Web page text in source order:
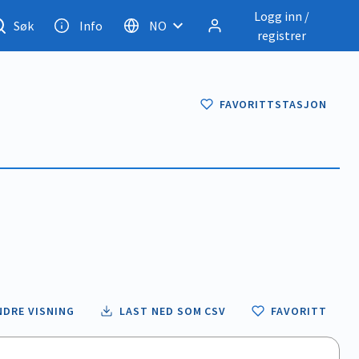
Søk Info NO
Logg inn /
registrer
FAVORITTSTASJON
VISNING LAST NED SOM CSV FAVORITT